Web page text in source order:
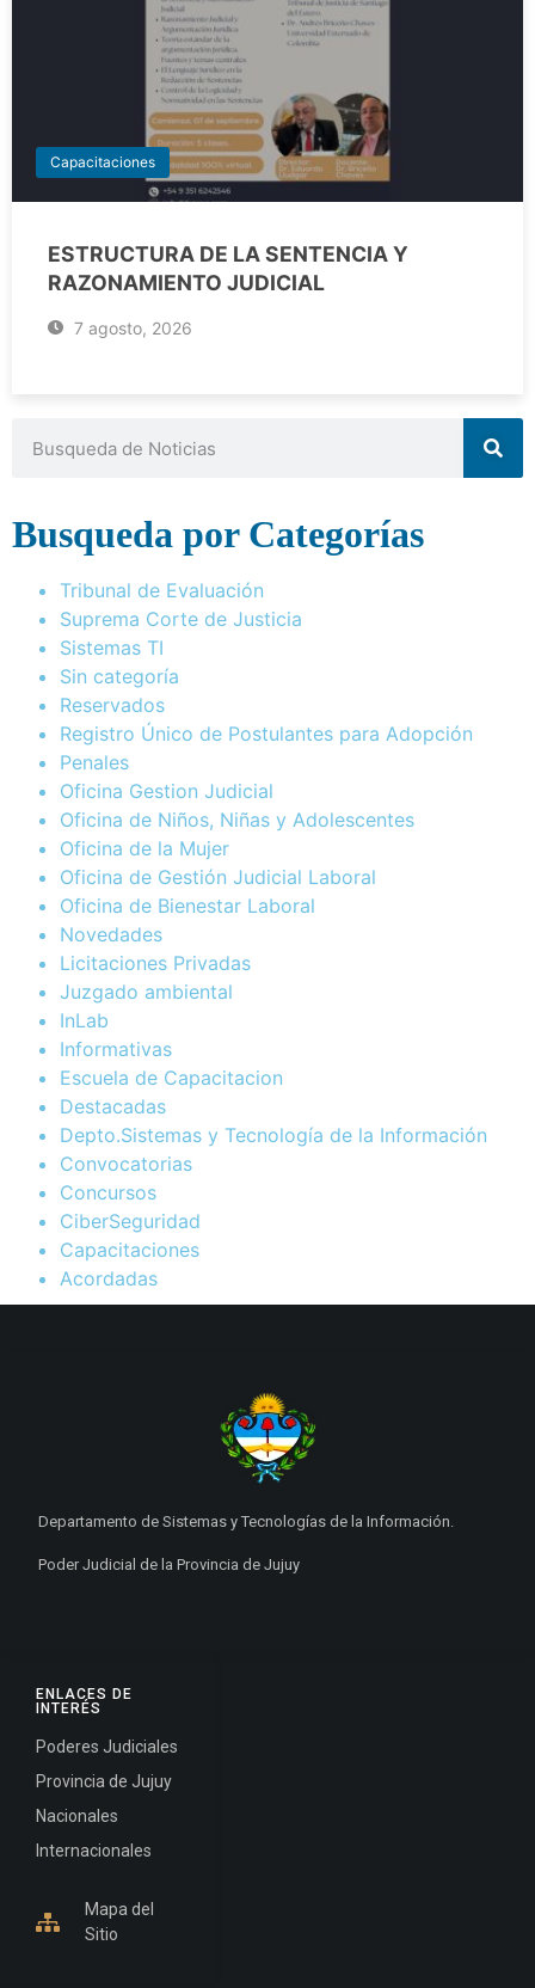
Capacitaciones
ESTRUCTURA DE LA SENTENCIA Y
RAZONAMIENTO JUDICIAL
7 agosto, 2026
Busqueda por Categorías
Tribunal de Evaluación
Suprema Corte de Justicia
Sistemas TI
Sin categoría
Reservados
Registro Único de Postulantes para Adopción
Penales
Oficina Gestion Judicial
Oficina de Niños, Niñas y Adolescentes
Oficina de la Mujer
Oficina de Gestión Judicial Laboral
Oficina de Bienestar Laboral
Novedades
Licitaciones Privadas
Juzgado ambiental
InLab
Informativas
Escuela de Capacitacion
Destacadas
Depto.Sistemas y Tecnología de la Información
Convocatorias
Concursos
CiberSeguridad
Capacitaciones
Acordadas
ENLACES DE
INTERÉS
Poderes Judiciales
Provincia de Jujuy
Nacionales
Internacionales
Mapa del
Sitio
Departamento de Sistemas y Tecnologías de la Información.
Poder Judicial de la Provincia de Jujuy